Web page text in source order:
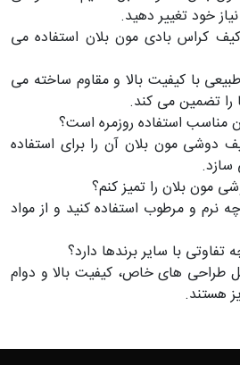
خود تغییر دهید.
کراس بادی مون بلان استفاده می
با کیفیت بالا و مقاوم ساخته می
را تضمین می کند.
دوشی مون بلان آن را برای استفاده
نرم و مرطوب استفاده کنید و از مواد
طراحی های خاص، کیفیت بالا و دوام
هستند.